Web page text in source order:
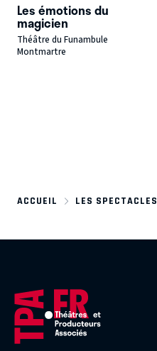
Les émotions du
magicien
Théâtre du Funambule
Montmartre
ACCUEIL LES SPECTACLES